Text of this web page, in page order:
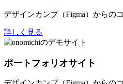
デザインカンプ（Figma）からの
詳しく見る
ポートフォリオサイト